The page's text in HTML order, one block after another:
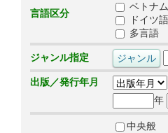
言語区分
ベトナ
ドイツ語
多言語
ジャンル指定
出版／発行年月
年
中央般